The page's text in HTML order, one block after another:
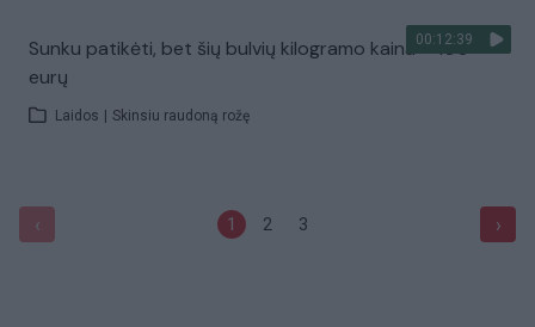
00:12:39
Sunku patikėti, bet šių bulvių kilogramo kaina – 100
eurų
Laidos Skinsiu raudoną rožę
‹ 1 2 3 ›